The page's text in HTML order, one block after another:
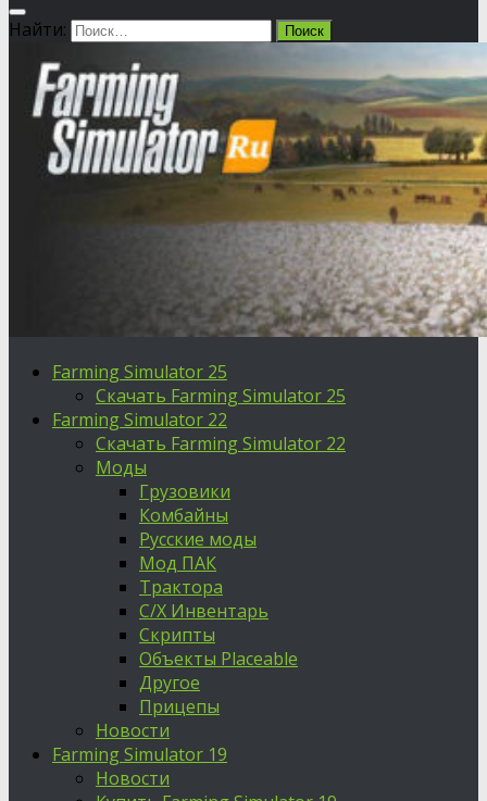
Найти:
Farming Simulator 25
Скачать Farming Simulator 25
Farming Simulator 22
Скачать Farming Simulator 22
Моды
Грузовики
Комбайны
Русские моды
Мод ПАК
Трактора
С/Х Инвентарь
Скрипты
Объекты Placeable
Другое
Прицепы
Новости
Farming Simulator 19
Новости